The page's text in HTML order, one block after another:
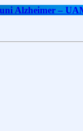
Alzheimer –